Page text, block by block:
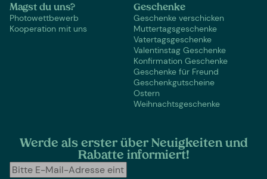
Magst du uns?
Photowettbewerb
Kooperation mit uns
Geschenke
Geschenke verschicken
Muttertagsgeschenke
Vatertagsgeschenke
Valentinstag Geschenke
Konfirmation Geschenke
Geschenke für Freund
Geschenkgutscheine
Ostern
Weihnachtsgeschenke
Werde als erster über Neuigkeiten und
Rabatte informiert!